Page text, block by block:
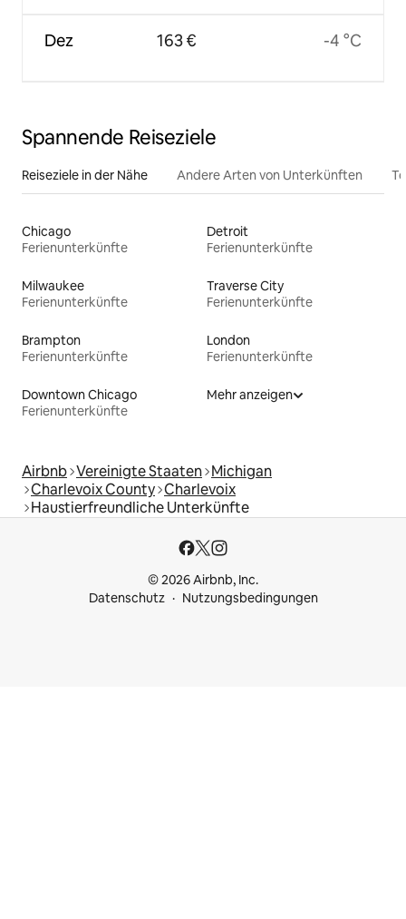
Dez 163 € -4 °C
Spannende Reiseziele
Reiseziele in der Nähe Andere Arten von Unterkünften
Chicago
Ferienunterkünfte
Detroit
Ferienunterkünfte
Milwaukee
Ferienunterkünfte
Traverse City
Ferienunterkünfte
Brampton
Ferienunterkünfte
London
Ferienunterkünfte
Downtown Chicago
Ferienunterkünfte
Mehr anzeigen
Airbnb Vereinigte Staaten Michigan
Charlevoix County Charlevoix
Haustierfreundliche Unterkünfte
© 2026 Airbnb, Inc.
Datenschutz
Nutzungsbedingungen